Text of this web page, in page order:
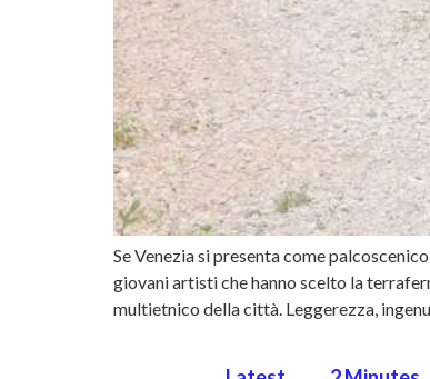
Se Venezia si presenta come
giovani artisti che hanno scelto la
multietnico della città. Leggerezza,